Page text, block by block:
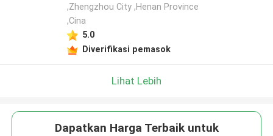
,Zhengzhou City ,Henan Province
,Cina
5.0
Diverifikasi pemasok
Lihat Lebih
Dapatkan Harga Terbaik untuk